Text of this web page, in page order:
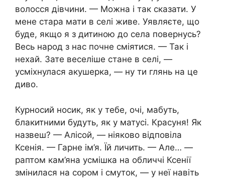
волосся дівчини. — Можна і так сказати. У
мене стара мати в селі живе. Уявляєте, що
буде, якщо я з дитиною до села повернусь?
Весь народ з нас почне сміятися. — Так і
нехай. Зате веселіше стане в селі, —
усміхнулася акушерка, — ну ти глянь на це
диво.
Курносий носик, як у тебе, очі, мабуть,
блакитними будуть, як у матусі. Красуня! Як
назвеш? — Алісой, — ніяково відповіла
Ксенія. — Гарне ім’я. Їй личить. — Але… —
раптом кам’яна усмішка на обличчі Ксенії
змінилася на сօpօм і смуток, — у неї навіть